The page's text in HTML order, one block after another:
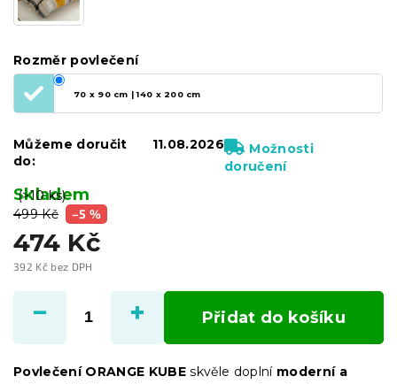
499 Kč –5 %
474 Kč
392 Kč bez DPH
cena:
Skladem
(>10 ks)
Rozměr povlečení
70 x 90 cm | 140 x 200 cm
Můžeme doručit
do:
11.08.2026
Možnosti
doručení
Přidat do košíku
Povlečení ORANGE KUBE skvěle doplní moderní a